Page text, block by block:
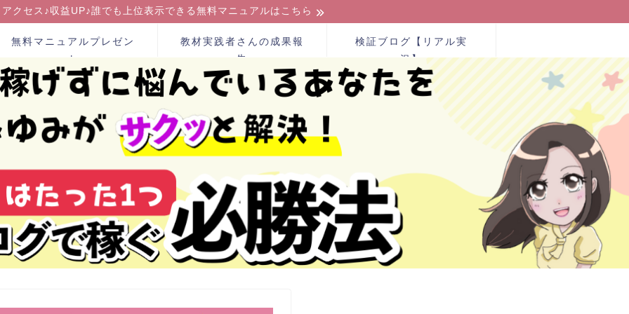
アクセス♪収益UP♪誰でも上位表示できる無料マニュアルはこちら
無料マニュアルプレゼン
ト
教材実践者さんの成果報
告
検証ブログ【リアル実
況】